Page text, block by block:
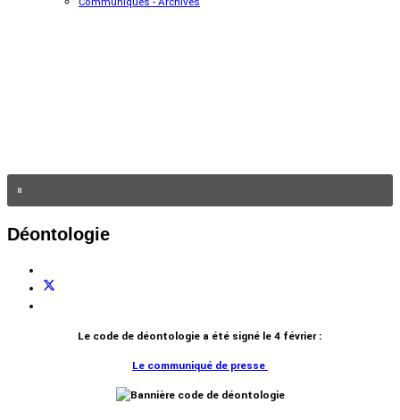
Déontologie
Le code de déontologie a été signé le 4 février :
Le communiqué de presse